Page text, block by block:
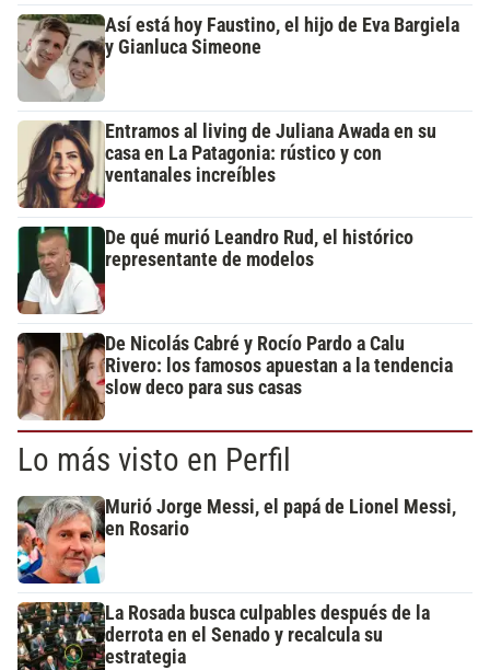
Así está hoy Faustino, el hijo de Eva Bargiela
y Gianluca Simeone
Entramos al living de Juliana Awada en su
casa en La Patagonia: rústico y con
ventanales increíbles
De qué murió Leandro Rud, el histórico
representante de modelos
De Nicolás Cabré y Rocío Pardo a Calu
Rivero: los famosos apuestan a la tendencia
slow deco para sus casas
Lo más visto en Perfil
Murió Jorge Messi, el papá de Lionel Messi,
en Rosario
La Rosada busca culpables después de la
derrota en el Senado y recalcula su
estrategia